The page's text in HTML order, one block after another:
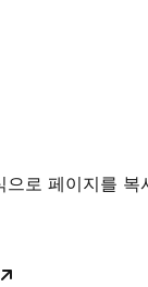
로 페이지를 복